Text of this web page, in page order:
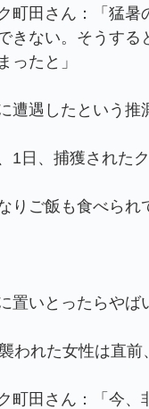
田さん：「猛暑
きない。そうす
ったと」
遭遇したという推
1日、捕獲された
りご飯も食べられ
置いとったらや
われた女性は直前
田さん：「今、